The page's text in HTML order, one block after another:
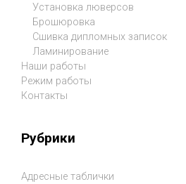
Установка люверсов
Брошюровка
Сшивка дипломных записок
Ламинирование
Наши работы
Режим работы
Контакты
Рубрики
Адресные таблички